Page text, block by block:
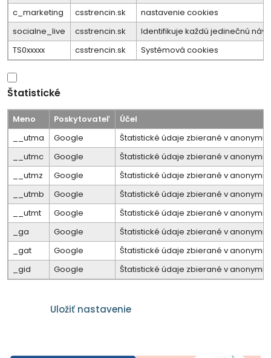
c_marketing
csstrencin.sk
nastavenie cookies
socialne_live
csstrencin.sk
Identifikuje každú jedinečnú
TS0xxxxx
csstrencin.sk Systémová cookies
Štatistické
Meno Poskytovateľ
Účel
__utma
Google
Štatistické údaje zbierané v
__utmc
Google
Štatistické údaje zbierané v
__utmz
Google
Štatistické údaje zbierané v
__utmb
Google
Štatistické údaje zbierané v
__utmt
Google
Štatistické údaje zbierané v
_ga
Google
Štatistické údaje zbierané v
_gat
Google
Štatistické údaje zbierané v
_gid
Google Štatistické údaje zbierané v